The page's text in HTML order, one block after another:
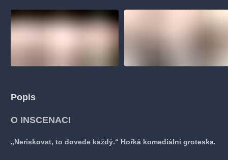
Popis
O INSCENACI
„Neriskovat, to dovede každý.“ Hořká komediální groteska.